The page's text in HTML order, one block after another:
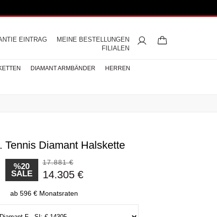
MEINE BESTELLUNGEN
EINTRAG
FILIALEN
Eheringe
Halbmemoire
Diamantringe
Perlen Ohrringe
Buchstaben Halskette
DIAMANT ARMBÄNDER HERREN
Herren Halsketten
Tennis Diamant Halskette
%20
SALE
17.881 €
14.305 €
ab 596 € Monatsraten